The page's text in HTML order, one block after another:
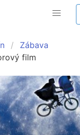
Zábava
film